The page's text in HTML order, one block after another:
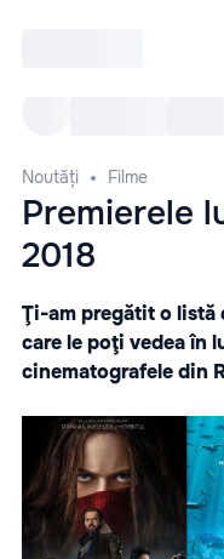
Noutăți Filme
Premierele
2018
Ţi-am pregătit o listă
care le poţi vedea în
cinematografele din